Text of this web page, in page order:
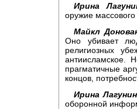
Ирина
оружие
Майкл
Оно убивает
религиозных
антиисламское.
прагматичные
концов,
Ирина
оборонной